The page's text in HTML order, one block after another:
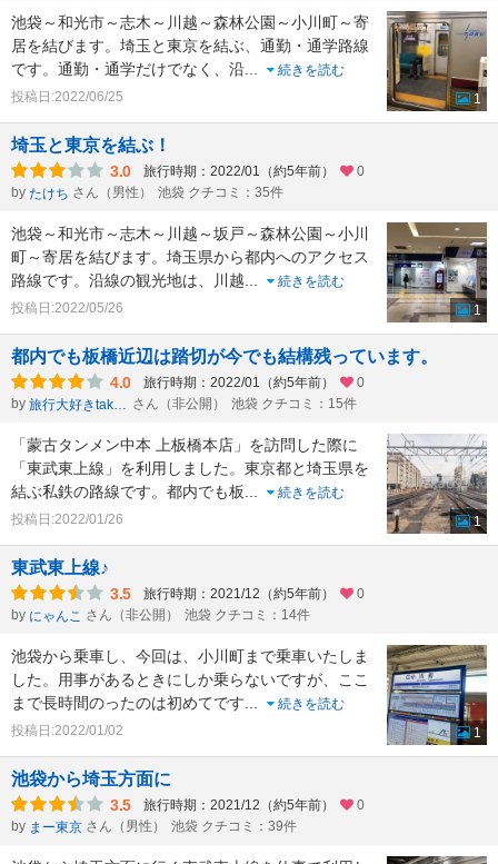
池袋～和光市～志木～川越～森林公園～小川町～寄
居を結びます。埼玉と東京を結ぶ、通勤・通学路線
です。通勤・通学だけでなく、沿
続きを読む
投稿日:2022/06/25
1
埼玉と東京を結ぶ！
3.0 旅行時期：2022/01（約5年前）
0
by たけち さん（男性） 池袋 クチコミ：35件
池袋～和光市～志木～川越～坂戸～森林公園～小川
町～寄居を結びます。埼玉県から都内へのアクセス
路線です。沿線の観光地は、川越
続きを読む
投稿日:2022/05/26
1
都内でも板橋近辺は踏切が今でも結構残っています。
4.0 旅行時期：2022/01（約5年前）
0
by
さん（非公開） 池袋 クチコミ：15件
「蒙古タンメン中本 上板橋本店」を訪問した際に
「東武東上線」を利用しました。東京都と埼玉県を
結ぶ私鉄の路線です。都内でも板
続きを読む
投稿日:2022/01/26
1
東武東上線♪
3.5 旅行時期：2021/12（約5年前）
0
by にゃんこ さん（非公開） 池袋 クチコミ：14件
池袋から乗車し、今回は、小川町まで乗車いたしま
した。用事があるときにしか乗らないですが、ここ
まで長時間のったのは初めてです
続きを読む
投稿日:2022/01/02
1
池袋から埼玉方面に
3.5 旅行時期：2021/12（約5年前）
0
by まー東京 さん（男性） 池袋 クチコミ：39件